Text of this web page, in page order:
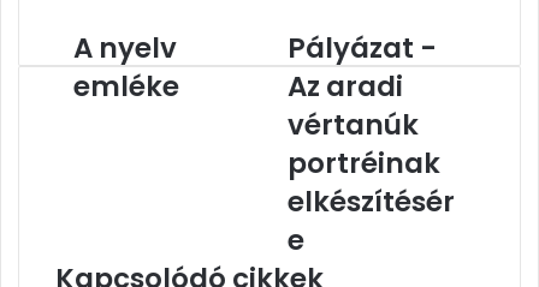
A
nyelv
emléke
A nyelv
emléke
Pályázat
-
Az
aradi
vértanúk
portréinak
elkészítésére
Pályázat -
Az aradi
vértanúk
portréinak
elkészítésér
e
Kapcsolódó cikkek